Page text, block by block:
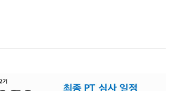
참여 소셜벤처의 지속성장 가능성, 사회적 가치
평가하였습니다. 최종 선정팀은 추후 사업화 지
해보험 교통·환경 챌린지에 최종 선정된 것을
해결하고 변화를 이끌어가는 DB손해보험의 여